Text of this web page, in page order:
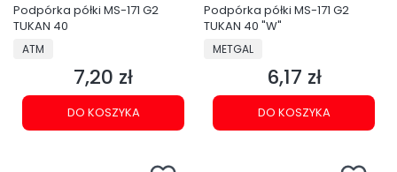
Podpórka półki MS-171 G2
TUKAN 40
PRODUCENT
ATM
Cena
7,20 zł
DO KOSZYKA
Podpórka półki MS-171 G2
TUKAN 40 "W"
PRODUCENT
METGAL
Cena
6,17 zł
DO KOSZYKA